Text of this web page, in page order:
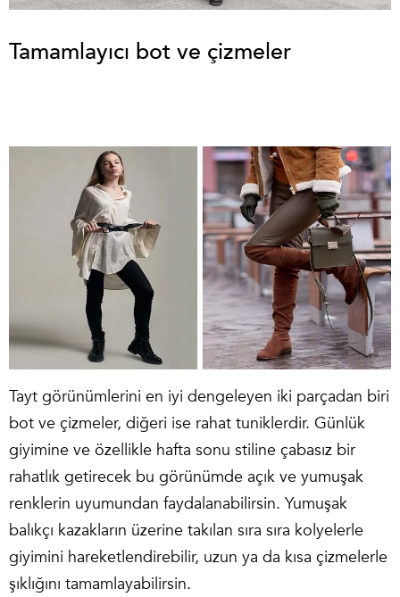
Tamamlayıcı bot ve çizmeler
Tayt görünümlerini en iyi dengeleyen iki parçadan biri
bot ve çizmeler, diğeri ise rahat tuniklerdir. Günlük
giyimine ve özellikle hafta sonu stiline çabasız bir
rahatlık getirecek bu görünümde açık ve yumuşak
renklerin uyumundan faydalanabilirsin. Yumuşak
balıkçı kazakların üzerine takılan sıra sıra kolyelerle
giyimini hareketlendirebilir, uzun ya da kısa çizmelerle
şıklığını tamamlayabilirsin.